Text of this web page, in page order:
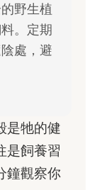
野生植
。定期
處，避
是牠的健
是飼養習
鐘觀察你